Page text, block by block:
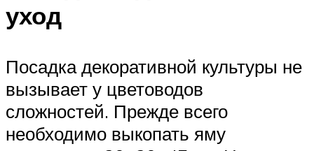
уход
Посадка декоративной культуры не
вызывает у цветоводов
сложностей. Прежде всего
необходимо выкопать яму